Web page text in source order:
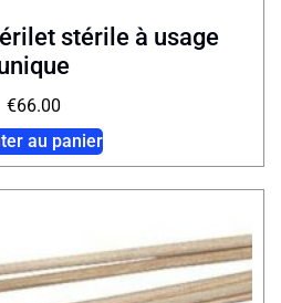
stérile à usage
€66.00
au panier